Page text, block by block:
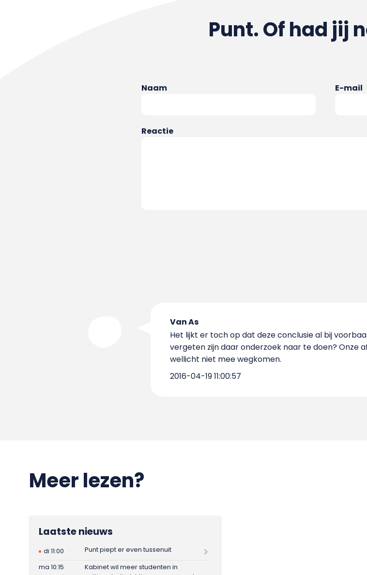
Punt. Of had jij
Naam E-mail
Reactie
Van As
Het lijkt er toch op dat deze conclusie al bij
vergeten zijn daar onderzoek naar te doen? Onze
wellicht niet mee wegkomen.
2016-04-19 11:00:57
Meer lezen?
Laatste nieuws
di 11:00
Punt piept er even tussenuit
ma 10:15
Kabinet wil meer studenten in